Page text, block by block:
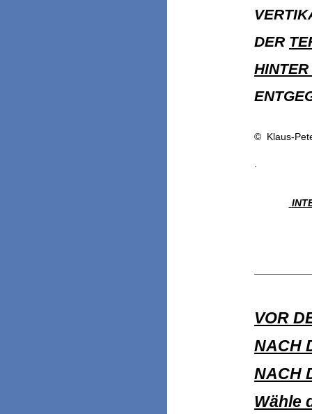
DER
© Klaus-
.
VOR
NACH
NACH
Wähle